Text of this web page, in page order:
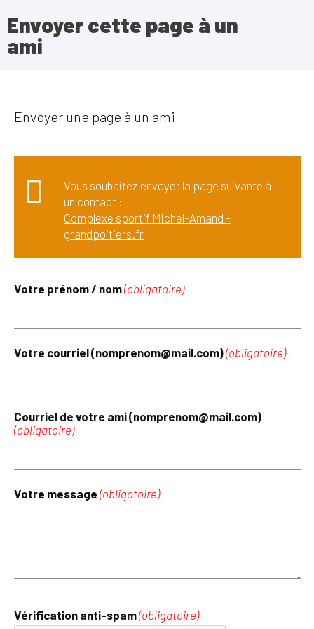
Envoyer cette page à un
ami
Envoyer une page à un ami
Vous souhaitez envoyer la page suivante à
un contact :
Complexe sportif Michel-Amand -
grandpoitiers.fr
Votre prénom / nom(obligatoire)
Votre courriel (nomprenom@mail.com)(obligatoire)
Courriel de votre ami (nomprenom@mail.com)
(obligatoire)
Votre message (obligatoire)
Vérification anti-spam(obligatoire)